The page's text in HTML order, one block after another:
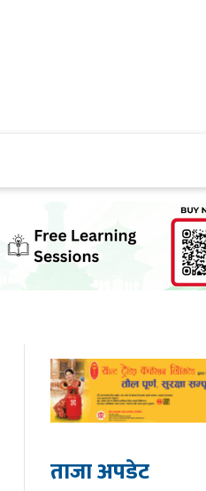
ताजा अपडेट